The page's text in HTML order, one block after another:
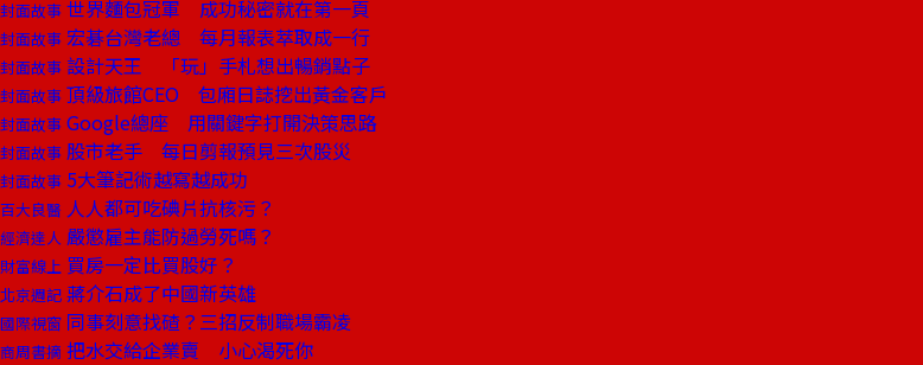
封面故事 世界麵包冠軍 成功秘密就在第一頁
封面故事 宏碁台灣老總 每月報表萃取成一行
封面故事 設計天王 「玩」手札想出暢銷點子
封面故事 頂級旅館CEO 包廂日誌挖出黃金客戶
封面故事 Google總座 用關鍵字打開決策思路
封面故事 股市老手 每日剪報預見三次股災
封面故事 5大筆記術越寫越成功
百大良醫 人人都可吃碘片抗核污？
經濟達人 嚴懲雇主能防過勞死嗎？
財富線上 買房一定比買股好？
北京週記 蔣介石成了中國新英雄
國際視窗 同事刻意找碴？三招反制職場霸凌
商周書摘 把水交給企業賣 小心渴死你